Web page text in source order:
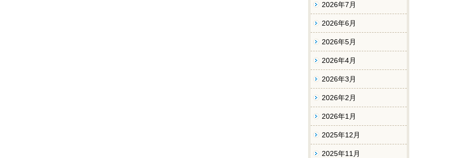
2026年7月
2026年6月
2026年5月
2026年4月
2026年3月
2026年2月
2026年1月
2025年12月
2025年11月